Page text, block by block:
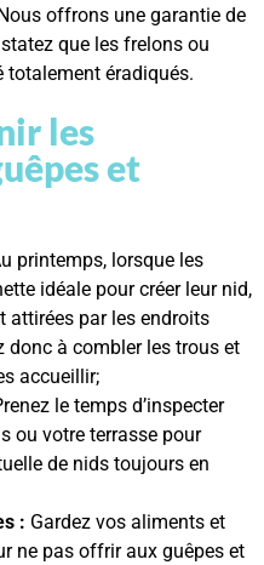
Nous offrons une garantie de
que les frelons ou
totalement éradiqués.
les
et
printemps, lorsque les
idéale pour créer leur nid,
attirées par les endroits
donc à combler les trous et
accueillir;
le temps d’inspecter
ou votre terrasse pour
de nids toujours en
: Gardez vos aliments et
ne pas offrir aux guêpes et